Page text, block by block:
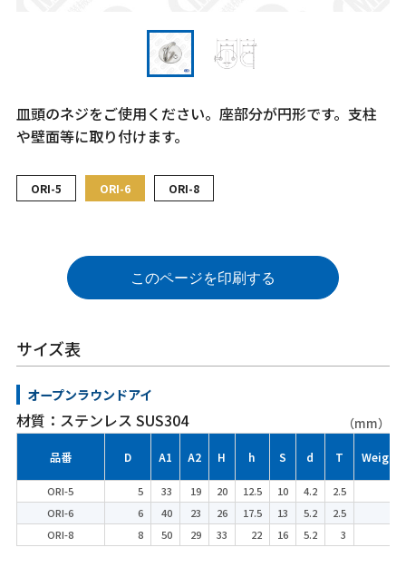
皿頭のネジをご使用ください。座部分が円形です。支柱
や壁面等に取り付けます。
ORI-5 ORI-6 ORI-8
このページを印刷する
サイズ表
オープンラウンドアイ
材質：ステンレス SUS304 （mm）
品番 D A1 A2 H h S d T Weight
ORI-5 5 33 19 20 12.5 10 4.2
2.5
ORI-6
6 40 23 26 17.5 13 5.2
2.5
ORI-8
8 50 29 33 22 16 5.2 3